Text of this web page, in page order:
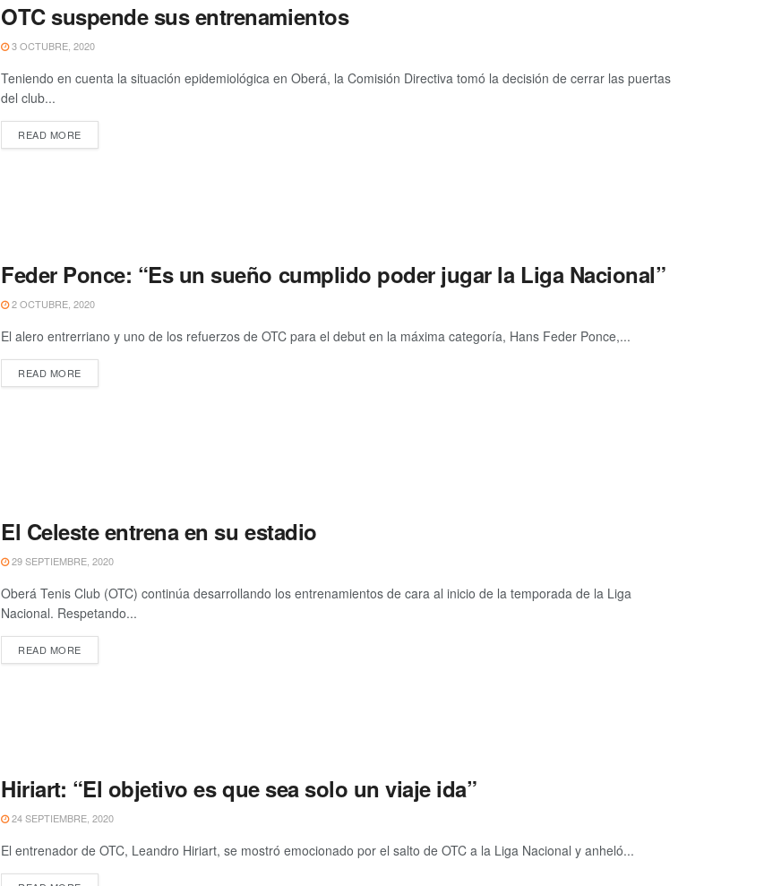
OTC suspende sus entrenamientos
3 OCTUBRE, 2020
Teniendo en cuenta la situación epidemiológica en Oberá, la Comisión Directiva tomó la decisión de cerrar las puertas
del club...
READ MORE
Feder Ponce: “Es un sueño cumplido poder jugar la Liga Nacional”
2 OCTUBRE, 2020
El alero entrerriano y uno de los refuerzos de OTC para el debut en la máxima categoría, Hans Feder Ponce,...
READ MORE
El Celeste entrena en su estadio
29 SEPTIEMBRE, 2020
Oberá Tenis Club (OTC) continúa desarrollando los entrenamientos de cara al inicio de la temporada de la Liga
Nacional. Respetando...
READ MORE
Hiriart: “El objetivo es que sea solo un viaje ida”
24 SEPTIEMBRE, 2020
El entrenador de OTC, Leandro Hiriart, se mostró emocionado por el salto de OTC a la Liga Nacional y anheló...